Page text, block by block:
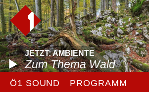
JETZT: AMBIENTE
Zum Thema Wald
Ö1 SOUND PROGRAMM